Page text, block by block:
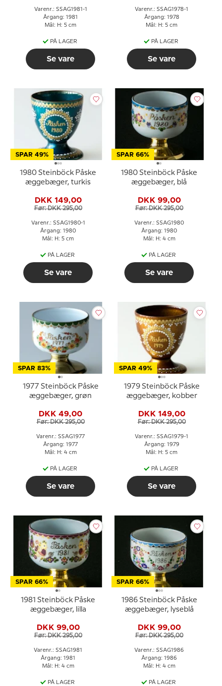
Varenr.: SSAG1981-1
Årgang: 1981
Mål: H: 5 cm
PÅ LAGER
Se vare
Varenr.: SSAG1978-1
Årgang: 1978
Mål: H: 5 cm
PÅ LAGER
Se vare
SPAR 49%
1980 Steinböck Påske
æggebæger, turkis
DKK 149,00
Før: DKK 295,00
Varenr.: SSAG1980-1
Årgang: 1980
Mål: H: 5 cm
PÅ LAGER
Se vare
SPAR 66%
1980 Steinböck Påske
æggebæger, blå
DKK 99,00
Før: DKK 295,00
Varenr.: SSAG1980
Årgang: 1980
Mål: H: 4 cm
PÅ LAGER
Se vare
SPAR 83%
1977 Steinböck Påske
æggebæger, grøn
DKK 49,00
Før: DKK 295,00
Varenr.: SSAG1977
Årgang: 1977
Mål: H: 4 cm
PÅ LAGER
Se vare
SPAR 49%
1979 Steinböck Påske
æggebæger, kobber
DKK 149,00
Før: DKK 295,00
Varenr.: SSAG1979-1
Årgang: 1979
Mål: H: 5 cm
PÅ LAGER
Se vare
SPAR 66%
1981 Steinböck Påske
æggebæger, lilla
DKK 99,00
Før: DKK 295,00
Varenr.: SSAG1981
Årgang: 1981
Mål: H: 4 cm
PÅ LAGER
SPAR 66%
1986 Steinböck Påske
æggebæger, lyseblå
DKK 99,00
Før: DKK 295,00
Varenr.: SSAG1986
Årgang: 1986
Mål: H: 4 cm
PÅ LAGER